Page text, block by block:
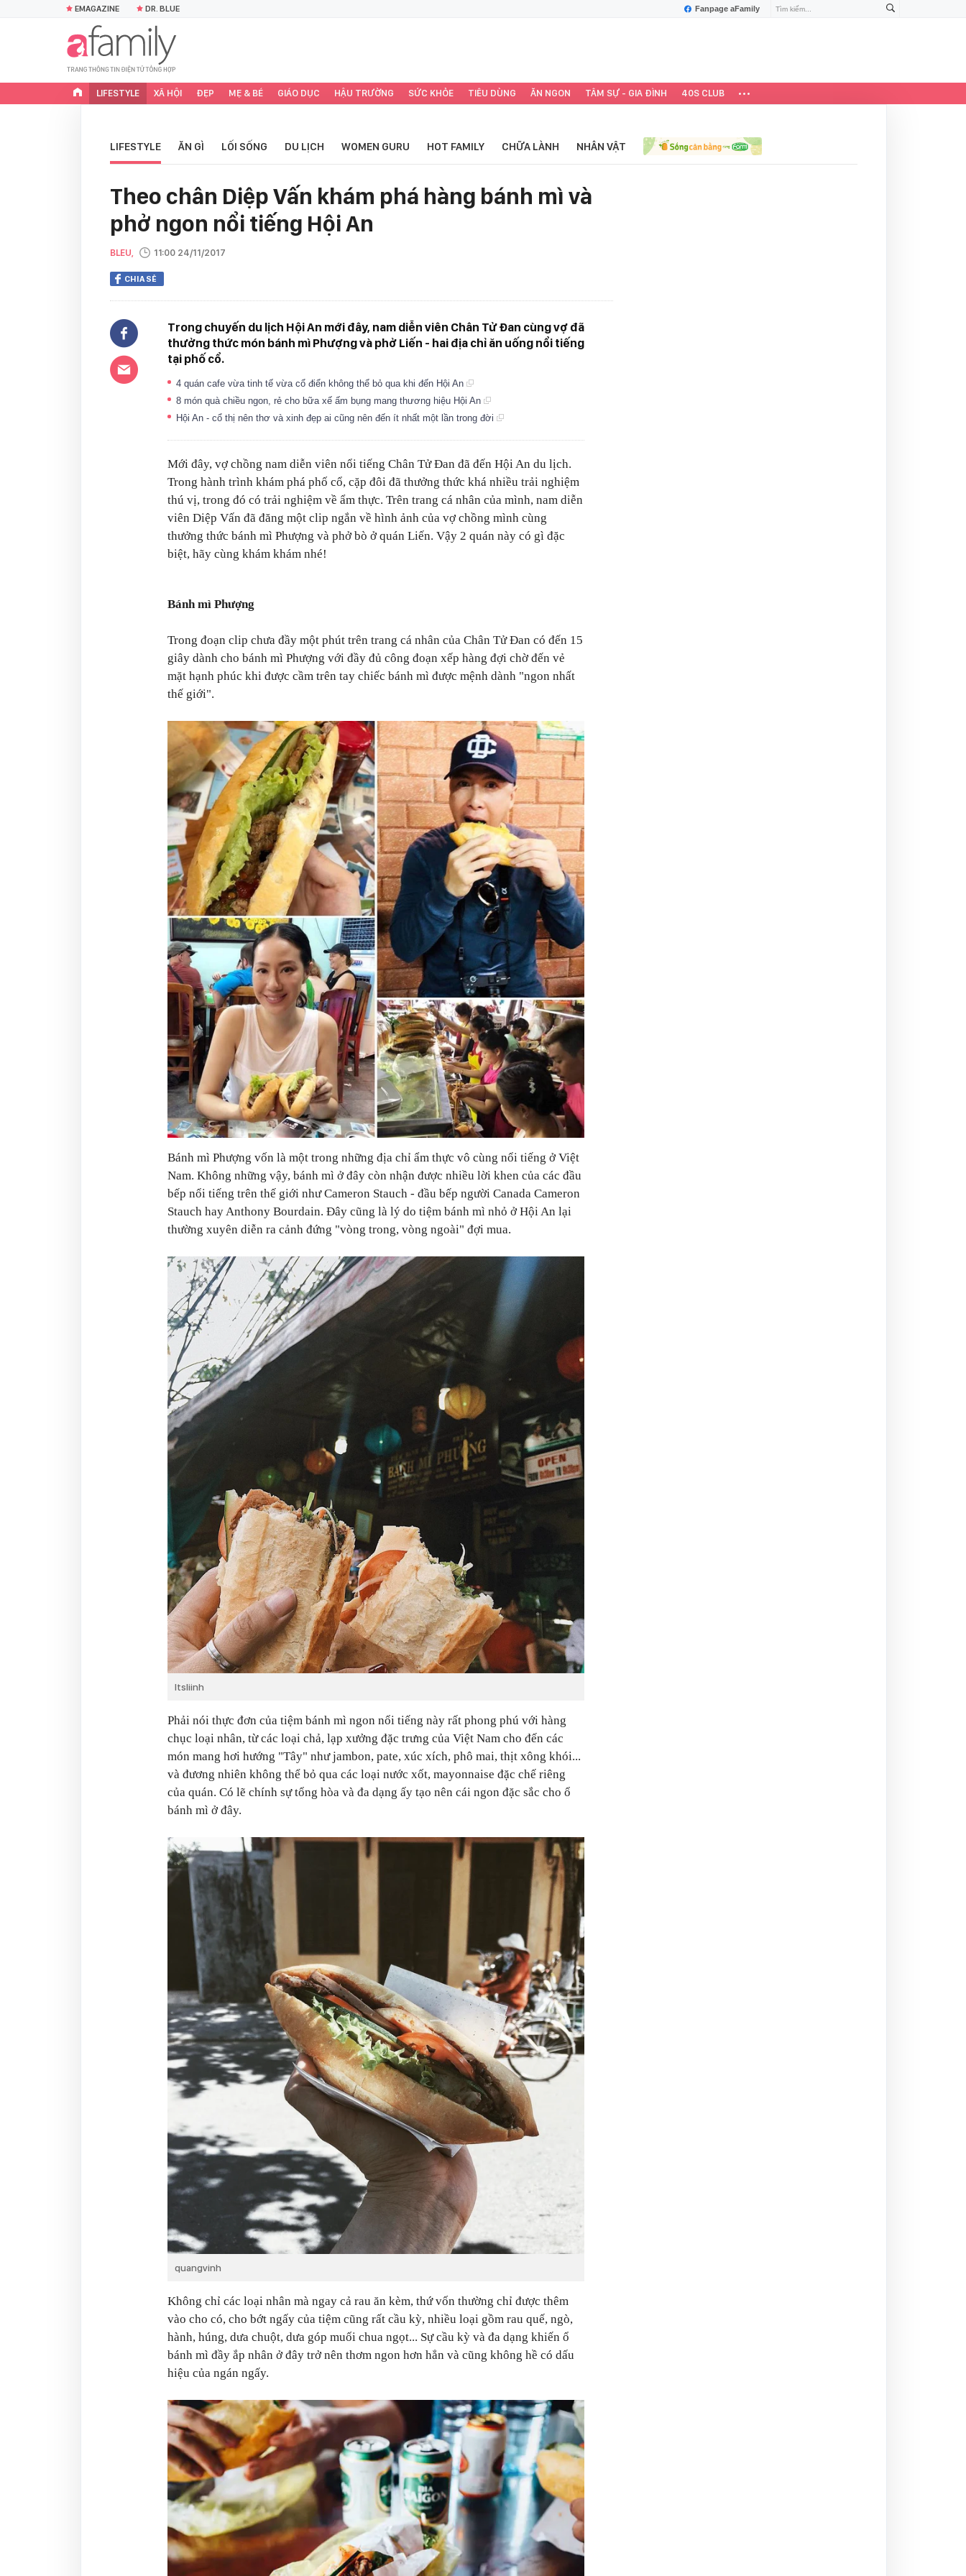
Fanpage aFamily
EMAGAZINE DR. BLUE
LIFESTYLE XÃ HỘI ĐẸP MẸ & BÉ GIÁO DỤC HẬU TRƯỜNG SỨC KHỎE TIÊU DÙNG ĂN NGON TÂM SỰ - GIA ĐÌNH 40S CLUB
LIFESTYLE ĂN GÌ LỐI SỐNG DU LỊCH WOMEN GURU HOT FAMILY CHỮA LÀNH NHÂN VẬT
Theo chân Diệp Vấn khám phá hàng bánh mì và
phở ngon nổi tiếng Hội An
BLEU, 11:00 24/11/2017
CHIA SẺ
Trong chuyến du lịch Hội An mới đây, nam diễn viên Chân Tử Đan cùng vợ đã
thưởng thức món bánh mì Phượng và phở Liến - hai địa chỉ ăn uống nổi tiếng
tại phố cổ.
4 quán cafe vừa tinh tế vừa cổ điển không thể bỏ qua khi đến Hội An
8 món quà chiều ngon, rẻ cho bữa xế ấm bụng mang thương hiệu Hội An
Hội An - cổ thị nên thơ và xinh đẹp ai cũng nên đến ít nhất một lần trong đời
Mới đây, vợ chồng nam diễn viên nổi tiếng Chân Tử Đan đã đến Hội An du lịch.
Trong hành trình khám phá phố cổ, cặp đôi đã thưởng thức khá nhiều trải nghiệm
thú vị, trong đó có trải nghiệm về ẩm thực. Trên trang cá nhân của mình, nam diễn
viên Diệp Vấn đã đăng một clip ngắn về hình ảnh của vợ chồng mình cùng
thưởng thức bánh mì Phượng và phở bò ở quán Liến. Vậy 2 quán này có gì đặc
biệt, hãy cùng khám khám nhé!
Bánh mì Phượng
Trong đoạn clip chưa đầy một phút trên trang cá nhân của Chân Tử Đan có đến 15
giây dành cho bánh mì Phượng với đầy đủ công đoạn xếp hàng đợi chờ đến vẻ
mặt hạnh phúc khi được cầm trên tay chiếc bánh mì được mệnh dành "ngon nhất
thế giới".
Bánh mì Phượng vốn là một trong những địa chỉ ẩm thực vô cùng nổi tiếng ở Việt
Nam. Không những vậy, bánh mì ở đây còn nhận được nhiều lời khen của các đầu
bếp nổi tiếng trên thế giới như Cameron Stauch - đầu bếp người Canada Cameron
Stauch hay Anthony Bourdain. Đây cũng là lý do tiệm bánh mì nhỏ ở Hội An lại
thường xuyên diễn ra cảnh đứng "vòng trong, vòng ngoài" đợi mua.
Itsliinh
Phải nói thực đơn của tiệm bánh mì ngon nổi tiếng này rất phong phú với hàng
chục loại nhân, từ các loại chả, lạp xưởng đặc trưng của Việt Nam cho đến các
món mang hơi hướng "Tây" như jambon, pate, xúc xích, phô mai, thịt xông khói...
và đương nhiên không thể bỏ qua các loại nước xốt, mayonnaise đặc chế riêng
của quán. Có lẽ chính sự tổng hòa và đa dạng ấy tạo nên cái ngon đặc sắc cho ổ
bánh mì ở đây.
quangvinh
Không chỉ các loại nhân mà ngay cả rau ăn kèm, thứ vốn thường chỉ được thêm
vào cho có, cho bớt ngấy của tiệm cũng rất cầu kỳ, nhiều loại gồm rau quế, ngò,
hành, húng, dưa chuột, dưa góp muối chua ngọt... Sự cầu kỳ và đa dạng khiến ổ
bánh mì đầy ắp nhân ở đây trở nên thơm ngon hơn hẳn và cũng không hề có dấu
hiệu của ngán ngấy.